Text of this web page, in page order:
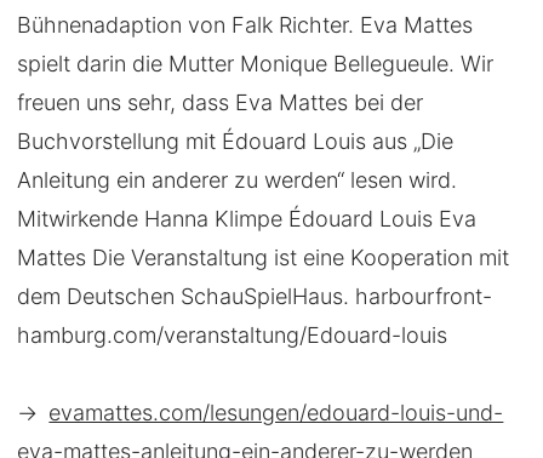
Bühnenadaption von Falk Richter. Eva Mattes
spielt darin die Mutter Monique Bellegueule. Wir
freuen uns sehr, dass Eva Mattes bei der
Buchvorstellung mit Édouard Louis aus „Die
Anleitung ein anderer zu werden“ lesen wird.
Mitwirkende Hanna Klimpe Édouard Louis Eva
Mattes Die Veranstaltung ist eine Kooperation mit
dem Deutschen SchauSpielHaus. harbourfront-
hamburg.com/veranstaltung/Edouard-louis
→ evamattes.com/lesungen/edouard-louis-und-
eva-mattes-anleitung-ein-anderer-zu-werden